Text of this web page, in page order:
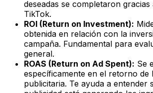
deseadas se completaron
TikTok.
ROI (Return on Investment):
obtenida en relación con la
campaña. Fundamental para
general.
ROAS (Return on Ad Spent): Se
específicamente en el retorno de
publicitaria. Te ayuda a entender